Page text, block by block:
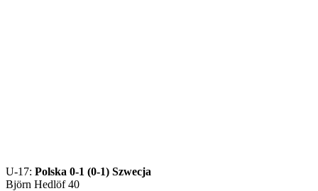
U-17: Polska 0-1 (0-1) Szwecja
Björn Hedlöf 40